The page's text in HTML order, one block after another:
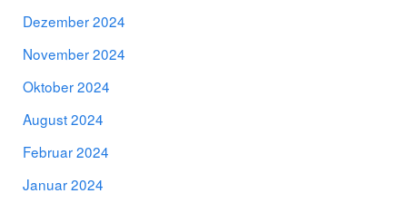
Dezember 2024
November 2024
Oktober 2024
August 2024
Februar 2024
Januar 2024